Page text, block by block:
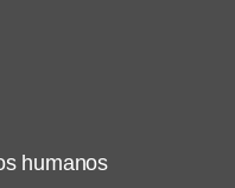
humanos